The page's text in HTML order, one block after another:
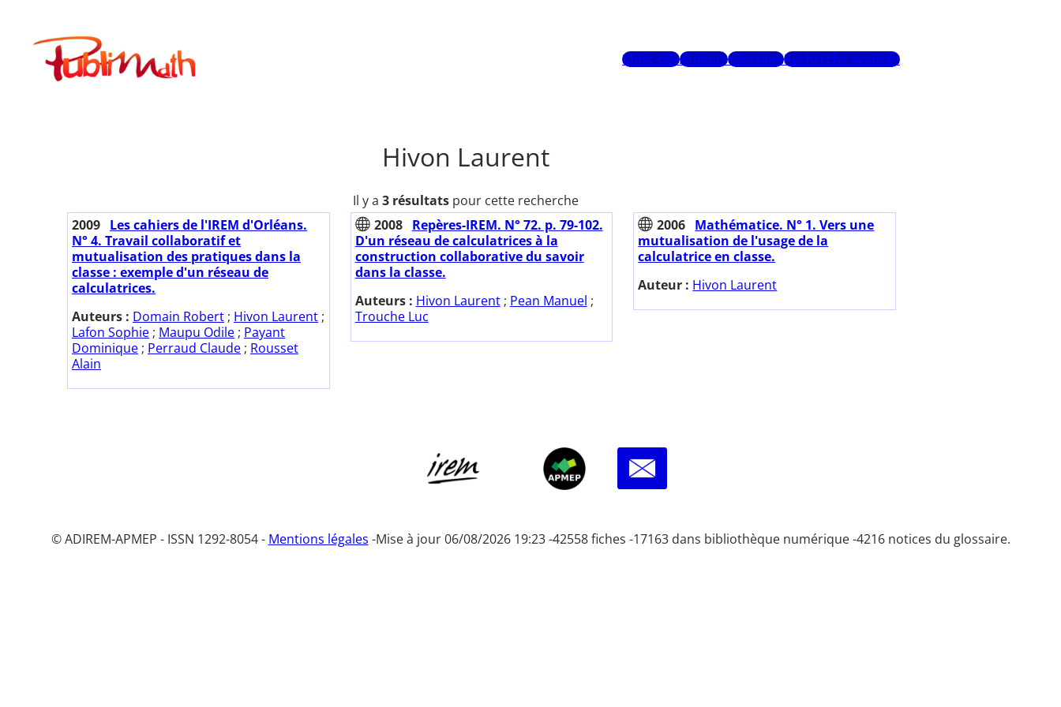
contenuPublimath
Mots-clésAuteursGlossaireRecherche avancée
Hivon Laurent
Il y a 3 résultats pour cette recherche
2009 Les cahiers de l'IREM d'Orléans.
N° 4. Travail collaboratif et
mutualisation des pratiques dans la
classe : exemple d'un réseau de
calculatrices.
Auteurs : Domain Robert ; Hivon Laurent ;
Lafon Sophie ; Maupu Odile ; Payant
Dominique ; Perraud Claude ; Rousset
Alain
2008
Repères-IREM. N° 72. p. 79-102.
D'un réseau de calculatrices à la
construction collaborative du savoir
dans la classe.
Auteurs : Hivon Laurent; Pean Manuel ;
Trouche Luc
2006 Mathématice. N° 1. Vers une
mutualisation de l'usage de la
calculatrice en classe.
Auteur : Hivon Laurent
© ADIREM-APMEP - ISSN 1292-8054 - Mentions légales -Mise à jour 06/08/2026 19:23 -42558 fiches -17163 dans bibliothèque numérique -4216 notices du glossaire.